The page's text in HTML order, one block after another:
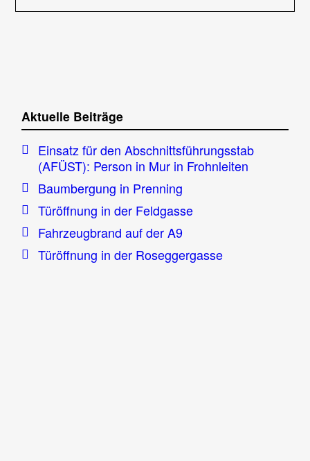
Aktuelle Beiträge
Einsatz für den Abschnittsführungsstab
(AFÜST): Person in Mur in Frohnleiten
Baumbergung in Prenning
Türöffnung in der Feldgasse
Fahrzeugbrand auf der A9
Türöffnung in der Roseggergasse